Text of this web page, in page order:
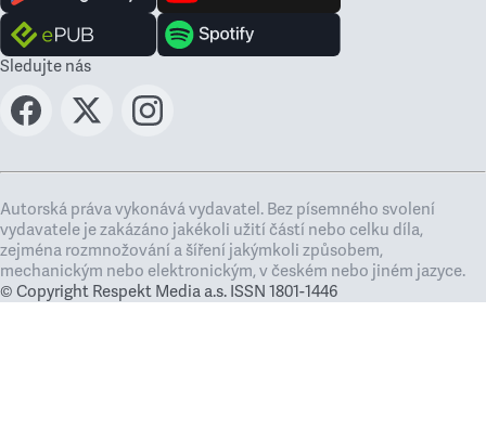
Sledujte nás
Autorská práva vykonává vydavatel. Bez písemného svolení
vydavatele je zakázáno jakékoli užití částí nebo celku díla,
zejména rozmnožování a šíření jakýmkoli způsobem,
mechanickým nebo elektronickým, v českém nebo jiném jazyce.
© Copyright Respekt Media a.s. ISSN 1801-1446